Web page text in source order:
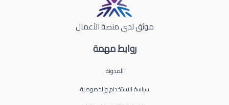
روابط مهمة
المدونة
سياسة الاستخدام والخصوصية
موثق لدى منصة الأعمال